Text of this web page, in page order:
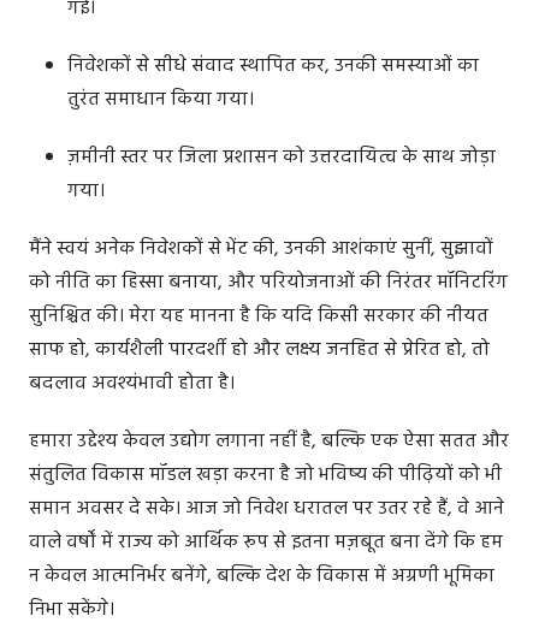
गई।
निवेशकों से सीधे संवाद स्थापित कर, उनकी समस्याओं का
तुरंत समाधान किया गया।
ज़मीनी स्तर पर जिला प्रशासन को उत्तरदायित्व के साथ जोड़ा
गया।
मैंने स्वयं अनेक निवेशकों से भेंट की, उनकी आशंकाएं सुनीं, सुझावों
को नीति का हिस्सा बनाया, और परियोजनाओं की निरंतर मॉनिटरिंग
सुनिश्चित की। मेरा यह मानना है कि यदि किसी सरकार की नीयत
साफ हो, कार्यशैली पारदर्शी हो और लक्ष्य जनहित से प्रेरित हो, तो
बदलाव अवश्यंभावी होता है।
हमारा उद्देश्य केवल उद्योग लगाना नहीं है, बल्कि एक ऐसा सतत और
संतुलित विकास मॉडल खड़ा करना है जो भविष्य की पीढ़ियों को भी
समान अवसर दे सके। आज जो निवेश धरातल पर उतर रहे हैं, वे आने
वाले वर्षों में राज्य को आर्थिक रूप से इतना मज़बूत बना देंगे कि हम
न केवल आत्मनिर्भर बनेंगे, बल्कि देश के विकास में अग्रणी भूमिका
निभा सकेंगे।